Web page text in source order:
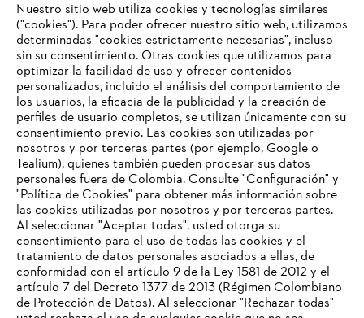
#STIHLCOLOMBIA
Nuestra empresa
Preguntas frecuentes
TU NAVEGADOR NO ES
COMPATIBLE
Nuestro sitio web utiliza cookies y tecnologías similares
("cookies"). Para poder ofrecer nuestro sitio web, utilizamos
determinadas "cookies estrictamente necesarias", incluso
sin su consentimiento. Otras cookies que utilizamos para
optimizar la facilidad de uso y ofrecer contenidos
personalizados, incluido el análisis del comportamiento de
los usuarios, la eficacia de la publicidad y la creación de
perfiles de usuario completos, se utilizan únicamente con su
consentimiento previo. Las cookies son utilizadas por
nosotros y por terceras partes (por ejemplo, Google o
Tealium), quienes también pueden procesar sus datos
personales fuera de Colombia. Consulte "Configuración" y
"Política de Cookies" para obtener más información sobre
las cookies utilizadas por nosotros y por terceras partes.
Al seleccionar "Aceptar todas", usted otorga su
consentimiento para el uso de todas las cookies y el
tratamiento de datos personales asociados a ellas, de
conformidad con el artículo 9 de la Ley 1581 de 2012 y el
artículo 7 del Decreto 1377 de 2013 (Régimen Colombiano
de Protección de Datos). Al seleccionar "Rechazar todas"